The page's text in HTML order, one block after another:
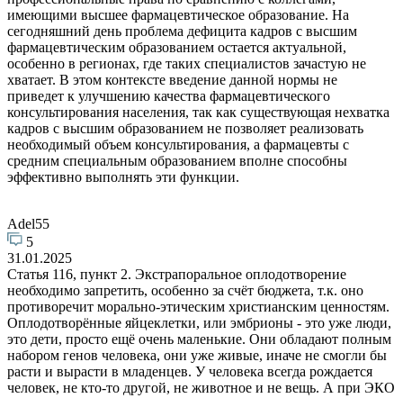
имеющими высшее фармацевтическое образование. На
сегодняшний день проблема дефицита кадров с высшим
фармацевтическим образованием остается актуальной,
особенно в регионах, где таких специалистов зачастую не
хватает. В этом контексте введение данной нормы не
приведет к улучшению качества фармацевтического
консультирования населения, так как существующая нехватка
кадров с высшим образованием не позволяет реализовать
необходимый объем консультирования, а фармацевты с
средним специальным образованием вполне способны
эффективно выполнять эти функции.
Adel55
5
31.01.2025
Статья 116, пункт 2. Экстрапоральное оплодотворение
необходимо запретить, особенно за счёт бюджета, т.к. оно
противоречит морально-этическим христианским ценностям.
Оплодотворённые яйцеклетки, или эмбрионы - это уже люди,
это дети, просто ещё очень маленькие. Они обладают полным
набором генов человека, они уже живые, иначе не смогли бы
расти и вырасти в младенцев. У человека всегда рождается
человек, не кто-то другой, не животное и не вещь. А при ЭКО